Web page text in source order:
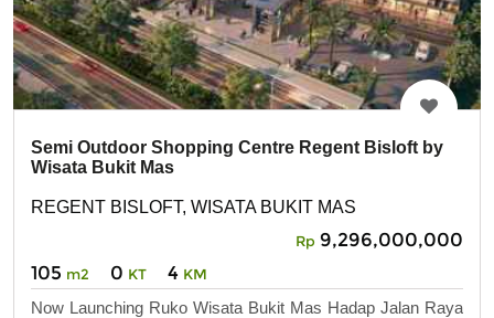
Semi Outdoor Shopping Centre Regent Bisloft by
Wisata Bukit Mas
REGENT BISLOFT, WISATA BUKIT MAS
Rp 9,296,000,000
105 m2 0 KT 4 KM
Now Launching Ruko Wisata Bukit Mas Hadap Jalan Raya